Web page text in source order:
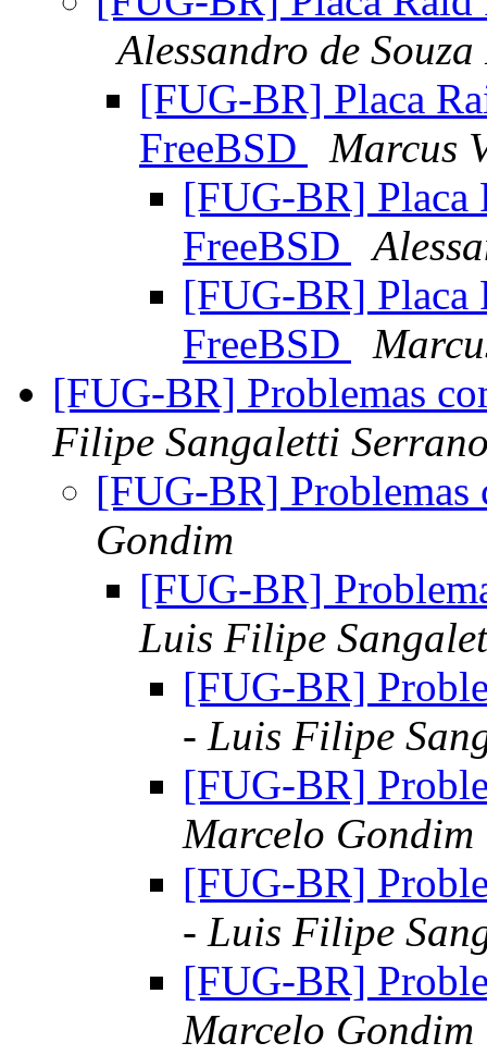
Alessandro de Souza
[FUG-BR] Placa
FreeBSD
Marcus
[FUG-BR] Placa
FreeBSD
[FUG-BR] Placa
FreeBSD
[FUG-BR] Problemas
Filipe Sangaletti
[FUG-BR]
Gondim
[FUG-BR]
Luis Filipe
[FUG-BR]
- Luis Filipe
[FUG-BR]
Marcelo Gondim
[FUG-BR]
- Luis Filipe
[FUG-BR]
Marcelo Gondim